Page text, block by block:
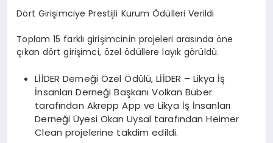
Dört Girişimciye Prestijli Kurum Ödülleri Verildi
Toplam 15 farklı girişimcinin projeleri arasında öne
çıkan dört girişimci, özel ödüllere layık görüldü.
LİİDER Derneği Özel Ödülü, LİİDER – Likya İş
İnsanları Derneği Başkanı Volkan Büber
tarafından Akrepp App ve Likya İş İnsanları
Derneği Üyesi Okan Uysal tarafından Heimer
Clean projelerine takdim edildi.